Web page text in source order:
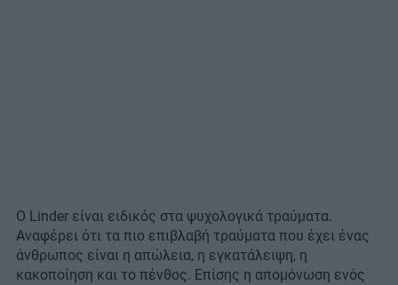
Ο Linder είναι ειδικός στα ψυχολογικά τραύματα.
Αναφέρει ότι τα πιο επιβλαβή τραύματα που έχει ένας
άνθρωπος είναι η απώλεια, η εγκατάλειψη, η
κακοποίηση και το πένθος. Επίσης η απομόνωση ενός